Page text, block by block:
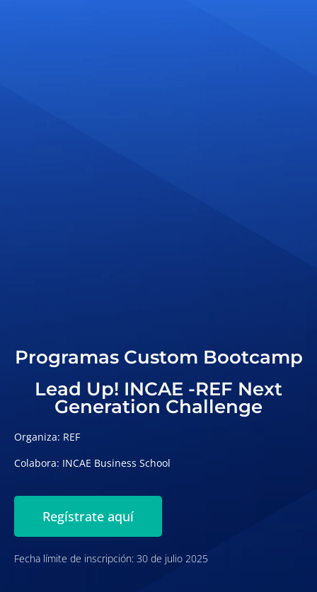
Programas Custom Bootcamp
Lead Up! INCAE -REF Next
Generation Challenge
Organiza: REF
Colabora: INCAE Business School
Regístrate aquí
Fecha límite de inscripción: 30 de julio 2025